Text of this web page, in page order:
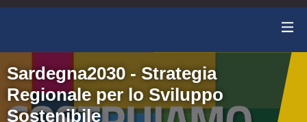
Sardegna2030 - Strategia
Regionale per lo Sviluppo
Sostenibile